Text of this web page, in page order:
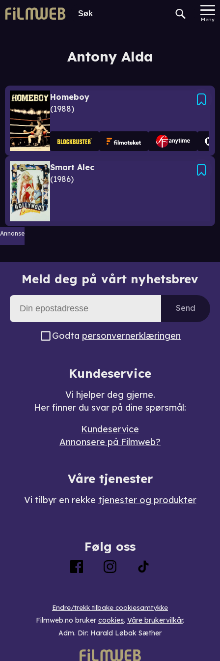
Meny
Antony Alda
Homeboy
1988
Smart Alec
1986
Annonse
Meld deg på vårt nyhetsbrev
Send
Godta personvernerklæringen
Kundeservice
Vi hjelper deg gjerne.
Her finner du svar på dine spørsmål:
Kundeservice
Annonsere på Filmweb?
Våre tjenester
Vi tilbyr en rekke tjenester og produkter
Følg oss
Endre/trekk tilbake cookiesamtykke
Filmweb.no bruker cookies. Våre brukervilkår.
Adm. Dir: Harald Løbak Sæther